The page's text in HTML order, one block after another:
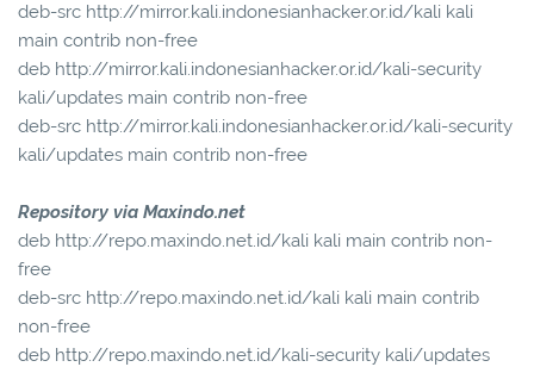
deb-src http://mirror.kali.indonesianhacker.or.id/kali kali
main contrib non-free
deb http://mirror.kali.indonesianhacker.or.id/kali-security
kali/updates main contrib non-free
deb-src http://mirror.kali.indonesianhacker.or.id/kali-security
kali/updates main contrib non-free
Repository via Maxindo.net
deb http://repo.maxindo.net.id/kali kali main contrib non-
free
deb-src http://repo.maxindo.net.id/kali kali main contrib
non-free
deb http://repo.maxindo.net.id/kali-security kali/updates